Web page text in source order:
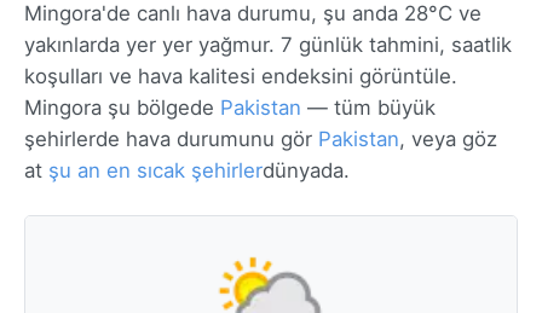
Mingora'de canlı hava durumu, şu anda 28°C ve
yakınlarda yer yer yağmur. 7 günlük tahmini, saatlik
koşulları ve hava kalitesi endeksini görüntüle.
Mingora şu bölgede Pakistan — tüm büyük
şehirlerde hava durumunu gör Pakistan, veya göz
at şu an en sıcak şehirlerdünyada.